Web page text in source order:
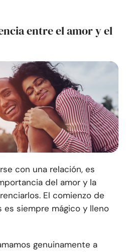
entre el amor y el
con una relación, es
del amor y la
El comienzo de
es siempre mágico y lleno
genuinamente a